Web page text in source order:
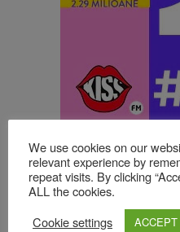
TOP ȘTIRI
Fuego vine la Zărnești. Recital
„Ecoul Pietrei Craiului”, pe 2
6 august 2026
We use cookies on our
relevant experience by
repeat visits. By clicking
ALL the cookies.
Cookie settings
ACCEPT